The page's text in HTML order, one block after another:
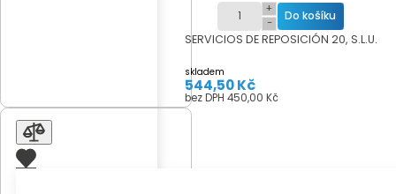
+
−
SERVICIOS DE REPOSICIÓN 20, S.L.U.
skladem
544,50 Kč
bez DPH 450,00 Kč